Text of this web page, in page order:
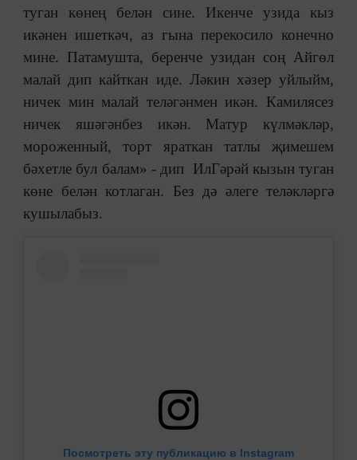
туган көнең белән сине. Икенче узида кыз
икәнен ишеткәч, аз гына перекосило конечно
мине. Патамушта, беренче узидан соң Айгөл
малай дип кайткан иде. Ләкин хәзер уйлыйм,
ничек мин малай теләгәнмен икән. Камилясез
ничек яшәгәнбез икән. Матур күлмәкләр,
мороженный, торт яраткан татлы җимешем
бәхетле бул балам» - дип ИлГәрәй кызын туган
көне белән котлаган. Без дә әлеге теләкләргә
кушылабыз.
Посмотреть эту публикацию в Instagram